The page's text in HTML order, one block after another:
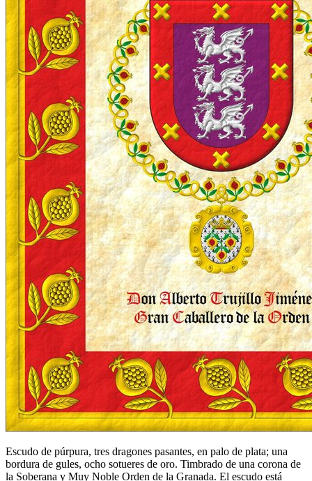
Escudo de púrpura, tres dragones pasantes, en palo de plata; una
bordura de gules, ocho sotueres de oro. Timbrado de una corona de
la Soberana y Muy Noble Orden de la Granada. El escudo está